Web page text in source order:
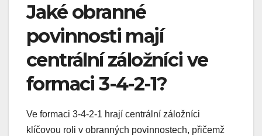
Jaké obranné
povinnosti mají
centrální záložníci ve
formaci 3-4-2-1?
Ve formaci 3-4-2-1 hrají centrální záložníci
klíčovou roli v obranných povinnostech, přičemž